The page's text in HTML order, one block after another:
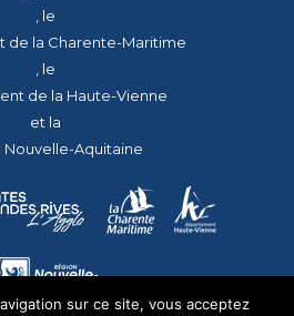
, le
de la Charente-Maritime
, le
de la Haute-Vienne
et la
Nouvelle-Aquitaine
sur ce site, vous acceptez